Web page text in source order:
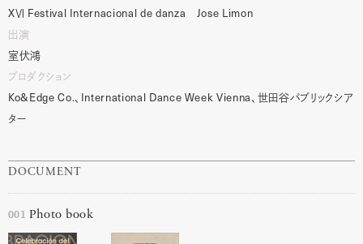
XⅥ Festival Internacional de danza Jose Limon
出演
室伏鴻
プロダクション
Ko&Edge Co.、 International Dance Week Vienna、世田谷パブリックシア
ター
DOCUMENT
001 Photo book